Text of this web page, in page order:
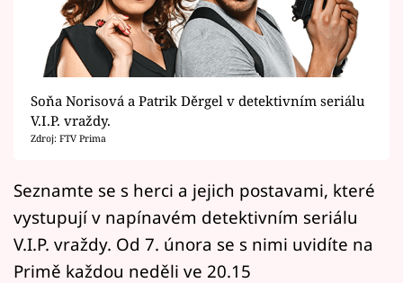
Horoskopy
Sledujte prima+
Filmový festival Karlovy Vary
Mámy sobě
Přihlášení
Soňa Norisová a Patrik Děrgel v detektivním seriálu
V.I.P. vraždy.
Zdroj: FTV Prima
Seznamte se s herci a jejich postavami, které
vystupují v napínavém detektivním seriálu
V.I.P. vraždy. Od 7. února se s nimi uvidíte na
Primě každou neděli ve 20.15